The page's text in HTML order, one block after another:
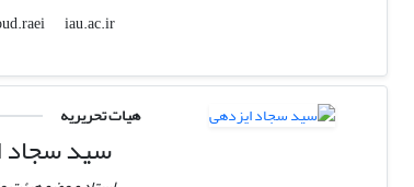
masoud.raei
iau.ac.ir
هیات تحریریه
سید سجاد